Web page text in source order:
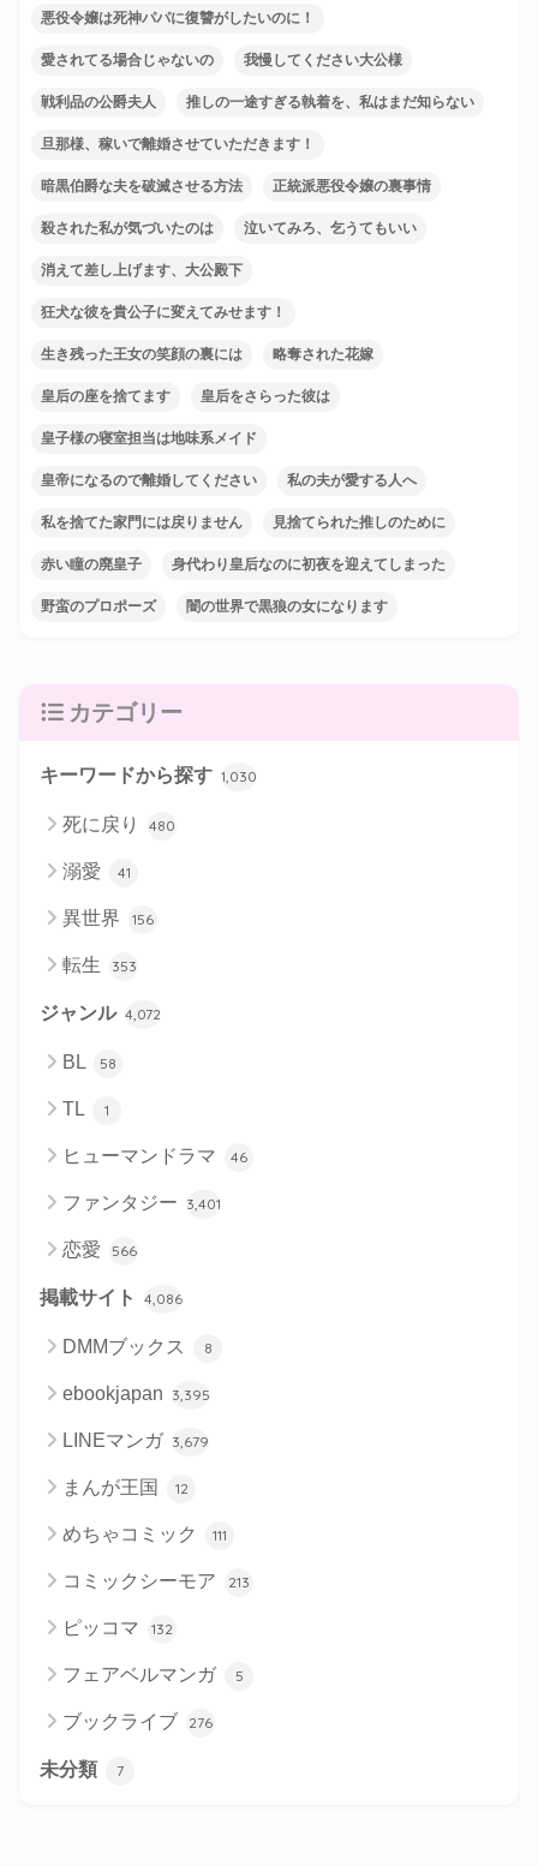
悪役令嬢は死神パパに復讐がしたいのに！
愛されてる場合じゃないの 我慢してください大公様
戦利品の公爵夫人 推しの一途すぎる執着を、私はまだ知らない
旦那様、稼いで離婚させていただきます！
暗黒伯爵な夫を破滅させる方法 正統派悪役令嬢の裏事情
殺された私が気づいたのは 泣いてみろ、乞うてもいい
消えて差し上げます、大公殿下
狂犬な彼を貴公子に変えてみせます！
生き残った王女の笑顔の裏には 略奪された花嫁
皇后の座を捨てます 皇后をさらった彼は
皇子様の寝室担当は地味系メイド
皇帝になるので離婚してください 私の夫が愛する人へ
私を捨てた家門には戻りません 見捨てられた推しのために
赤い瞳の廃皇子 身代わり皇后なのに初夜を迎えてしまった
野蛮のプロポーズ 闇の世界で黒狼の女になります
カテゴリー
キーワードから探す 1,030
死に戻り 480
溺愛 41
異世界 156
転生 353
ジャンル 4,072
BL 58
TL 1
ヒューマンドラマ 46
ファンタジー 3,401
恋愛 566
掲載サイト 4,086
DMMブックス 8
ebookjapan 3,395
LINEマンガ 3,679
まんが王国 12
めちゃコミック 111
コミックシーモア 213
ピッコマ 132
フェアベルマンガ 5
ブックライブ 276
未分類 7